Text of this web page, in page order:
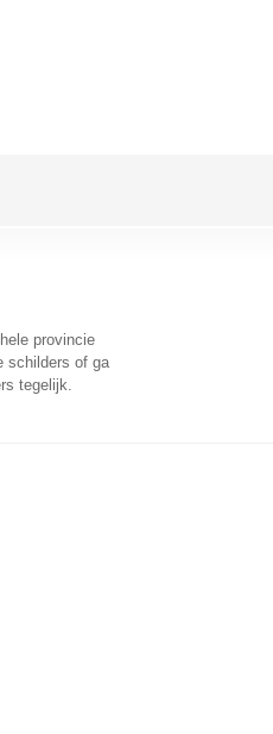
provincie
schilders of ga
tegelijk.